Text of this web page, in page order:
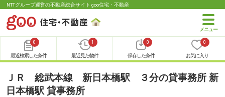
NTTグループ運営の不動産総合サイト goo住宅・不動産
0
最近検索した条件
1
最近見た物件
0
保存した条件
0
お気に入り
ＪＲ 総武本線 新日本橋駅 ３分の貸事務所 新
日本橋駅 貸事務所